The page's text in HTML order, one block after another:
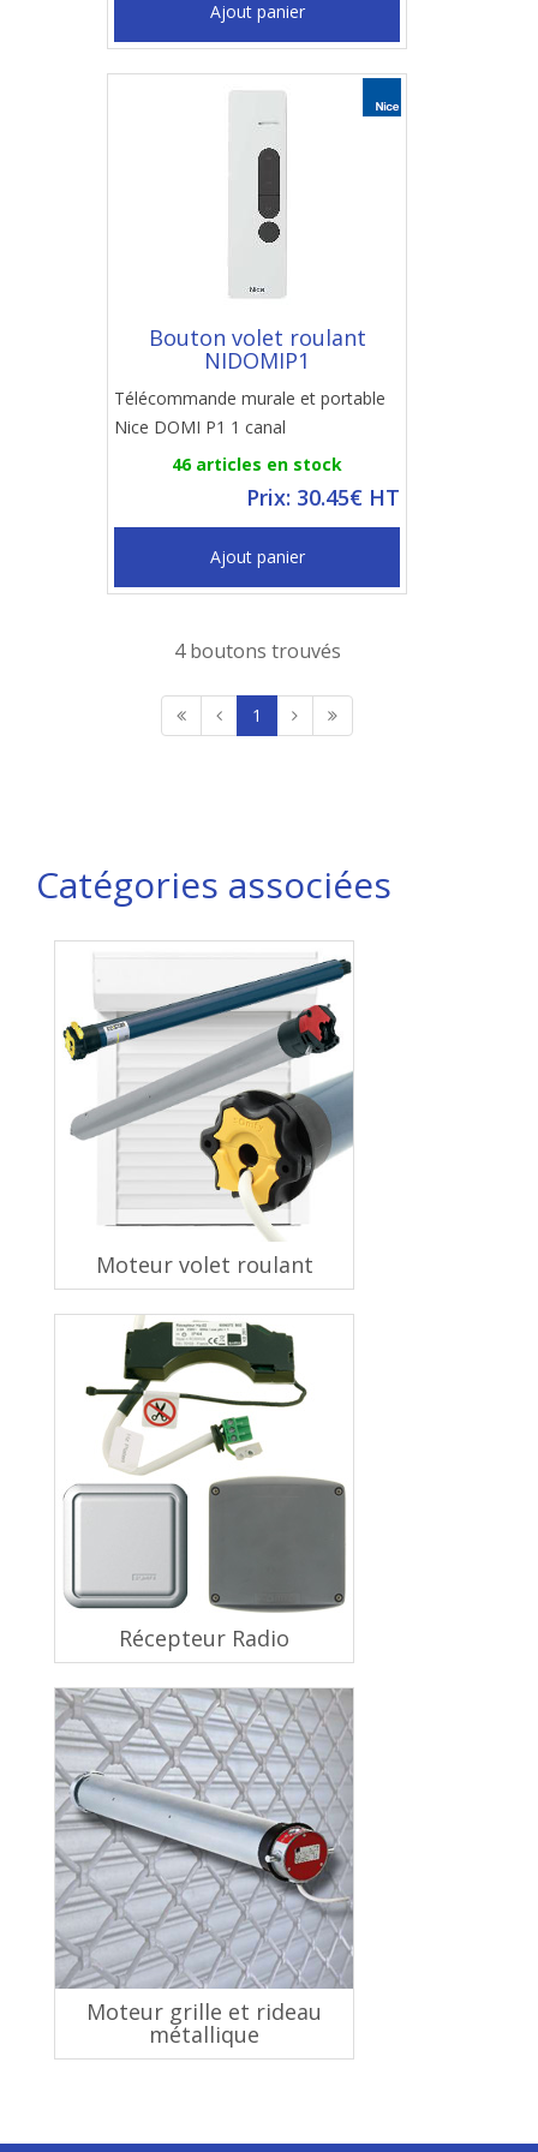
Ajout panier
Bouton volet roulant
NIDOMIP1
Télécommande murale et portable
Nice DOMI P1 1 canal
46 articles en stock
Prix: 30.45€ HT
Ajout panier
4 boutons trouvés
1
Catégories associées
Moteur volet roulant
Récepteur Radio
Moteur grille et rideau
métallique